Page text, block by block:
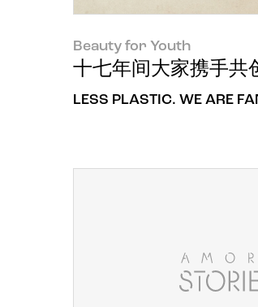
Beauty for Youth
十七年间大家携手共
LESS PLASTIC. WE ARE